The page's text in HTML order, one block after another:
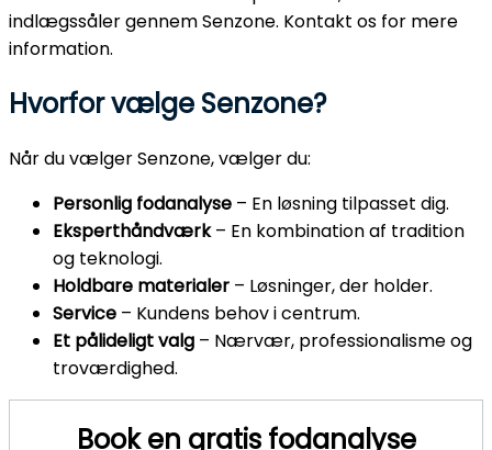
indlægssåler gennem Senzone. Kontakt os for mere
information.
Hvorfor vælge Senzone?
Når du vælger Senzone, vælger du:
Personlig fodanalyse – En løsning tilpasset dig.
Eksperthåndværk– En kombination af tradition
og teknologi.
Holdbare materialer – Løsninger, der holder.
Service – Kundens behov i centrum.
Et pålideligt valg – Nærvær, professionalisme og
troværdighed.
Book en gratis fodanalyse